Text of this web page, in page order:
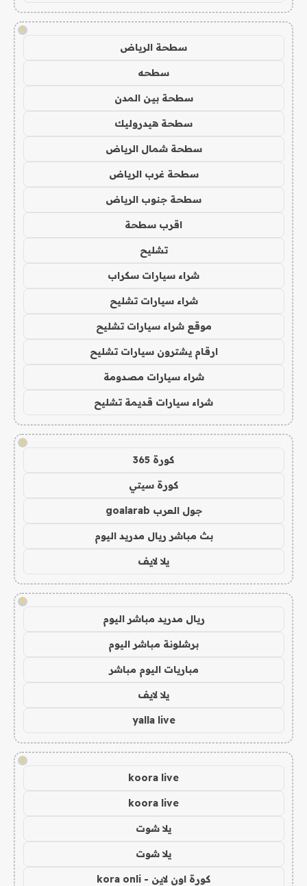
!
سطحة الرياض
سطحه
سطحة بين المدن
سطحة هيدروليك
سطحة شمال الرياض
سطحة غرب الرياض
سطحة جنوب الرياض
اقرب سطحة
تشليح
شراء سيارات سكراب
شراء سيارات تشليح
موقع شراء سيارات تشليح
ارقام يشترون سيارات تشليح
شراء سيارات مصدومة
شراء سيارات قديمة تشليح
!
كورة 365
كورة سيتي
جول العرب goalarab
بث مباشر ريال مدريد اليوم
يلا لايف
!
ريال مدريد مباشر اليوم
برشلونة مباشر اليوم
مباريات اليوم مباشر
يلا لايف
yalla live
!
koora live
koora live
يلا شوت
يلا شوت
كورة اون لاين - kora onli